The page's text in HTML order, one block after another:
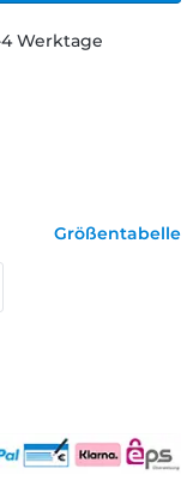
Werktage
Größentabelle